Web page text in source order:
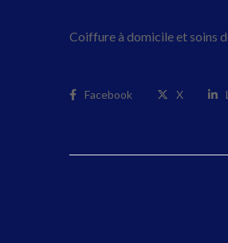
Coiffure à domicile et soins
Facebook X